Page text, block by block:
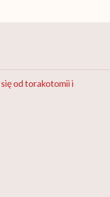
od torakotomii i